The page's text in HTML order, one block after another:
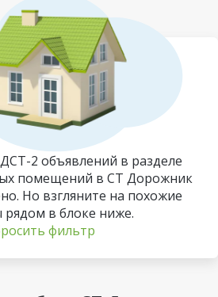
2 объявлений в разделе
помещений в СТ Дорожник
Но взгляните на похожие
рядом в блоке ниже.
фильтр